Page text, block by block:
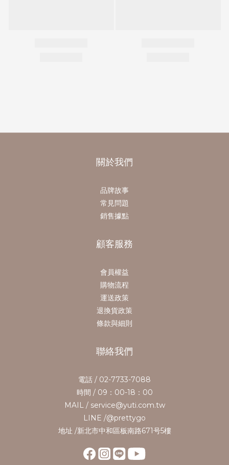
關於我們
品牌故事
常見問題
銷售據點
顧客服務
會員權益
購物流程
運送政策
退換貨政策
條款與細則
聯絡我們
電話 / 02-7733-7088
時間 / 09：00-18：00
MAIL / service@yuti.com.tw
LINE /@prettygo
地址 /新北市中和區板南路671号5樓